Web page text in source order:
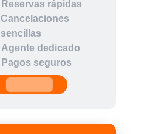
Reservas rápidas
Cancelaciones
sencillas
Agente dedicado
Pagos seguros